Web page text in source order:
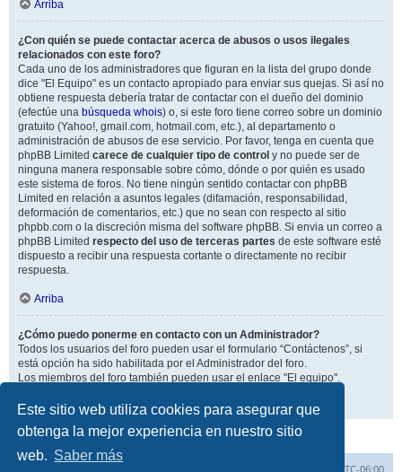
Este sitio web utiliza cookies para asegurar que
obtenga la mejor experiencia en nuestro sitio
web. Saber más
Arriba
¿Con quién se puede contactar acerca de abusos o usos ilegales
relacionados con este foro?
Cada uno de los administradores que figuran en la lista del grupo donde
dice "El Equipo" es un contacto apropiado para enviar sus quejas. Si así no
obtiene respuesta debería tratar de contactar con el dueño del dominio
(efectúe una búsqueda whois) o, si este foro tiene correo sobre un dominio
gratuito (Yahoo!, gmail.com, hotmail.com, etc.), al departamento o
administración de abusos de ese servicio. Por favor, tenga en cuenta que
phpBB Limited carece de cualquier tipo de control y no puede ser de
ninguna manera responsable sobre cómo, dónde o por quién es usado
este sistema de foros. No tiene ningún sentido contactar con phpBB
Limited en relación a asuntos legales (difamación, responsabilidad,
deformación de comentarios, etc.) que no sean con respecto al sitio
phpbb.com o la discreción misma del software phpBB. Si envia un correo a
phpBB Limited respecto del uso de terceras partes de este software esté
dispuesto a recibir una respuesta cortante o directamente no recibir
respuesta.
Arriba
¿Cómo puedo ponerme en contacto con un Administrador?
Todos los usuarios del foro pueden usar el formulario “Contáctenos”, si
está opción ha sido habilitada por el Administrador del foro.
Los miembros del foro también pueden usar el enlace "El equipo".
Arriba
UTC-06:00